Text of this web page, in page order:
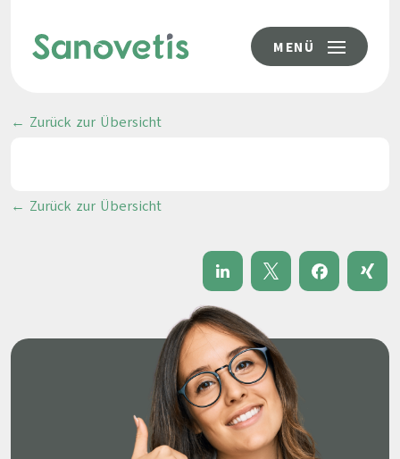
MENÜ
← Zurück zur Übersicht
← Zurück zur Übersicht